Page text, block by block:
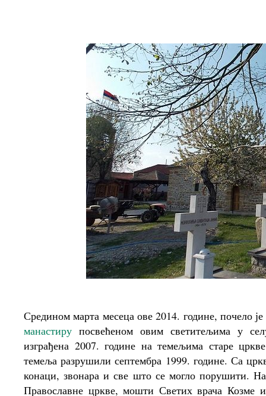
Средином марта месеца ове 2014. године, почело
манастиру посвећеном овим светитељима у
изграђена 2007. године на темељима старе
темеља разрушили септембра 1999. године. Са
конаци, звонара и све што се могло порушити.
Православне цркве, мошти Светих врача Козме